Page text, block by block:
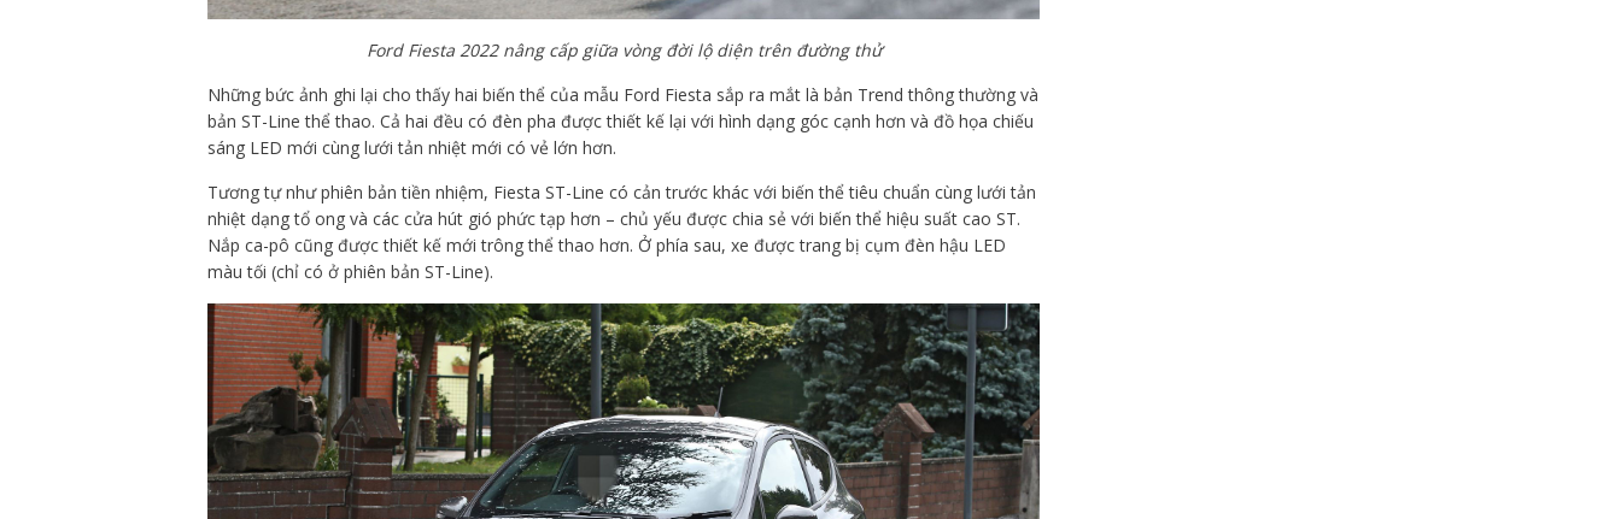
Ford Fiesta 2022 nâng cấp giữa vòng đời lộ diện trên đường thử
Những bức ảnh ghi lại cho thấy hai biến thể của mẫu Ford Fiesta sắp ra mắt là bản Trend thông thường và
bản ST-Line thể thao. Cả hai đều có đèn pha được thiết kế lại với hình dạng góc cạnh hơn và đồ họa chiếu
sáng LED mới cùng lưới tản nhiệt mới có vẻ lớn hơn.
Tương tự như phiên bản tiền nhiệm, Fiesta ST-Line có cản trước khác với biến thể tiêu chuẩn cùng lưới tản
nhiệt dạng tổ ong và các cửa hút gió phức tạp hơn – chủ yếu được chia sẻ với biến thể hiệu suất cao ST.
Nắp ca-pô cũng được thiết kế mới trông thể thao hơn. Ở phía sau, xe được trang bị cụm đèn hậu LED
màu tối (chỉ có ở phiên bản ST-Line).